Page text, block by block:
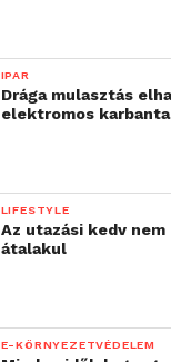
IPAR
Drága mulasztás
elektromos
LIFESTYLE
Az utazási kedv
átalakul
E-KÖRNYEZETVÉDELEM